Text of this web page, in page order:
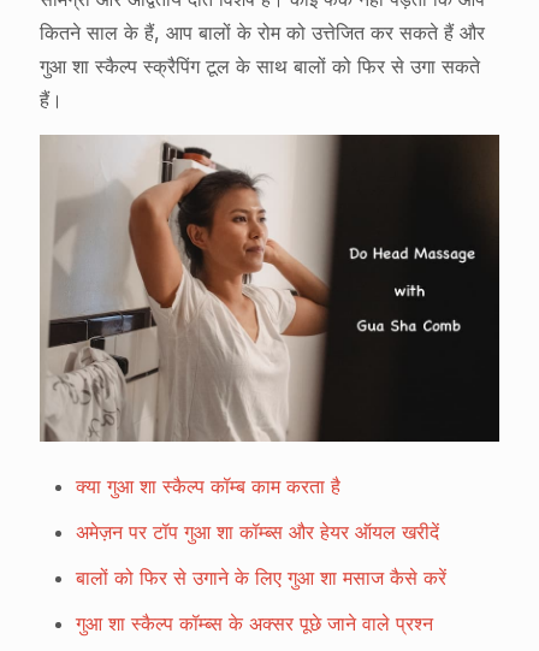
कितने साल के हैं, आप बालों के रोम को उत्तेजित कर सकते हैं और
गुआ शा स्कैल्प स्क्रैपिंग टूल के साथ बालों को फिर से उगा सकते
हैं।
क्या गुआ शा स्कैल्प कॉम्ब काम करता है
अमेज़न पर टॉप गुआ शा कॉम्ब्स और हेयर ऑयल खरीदें
बालों को फिर से उगाने के लिए गुआ शा मसाज कैसे करें
गुआ शा स्कैल्प कॉम्ब्स के अक्सर पूछे जाने वाले प्रश्न